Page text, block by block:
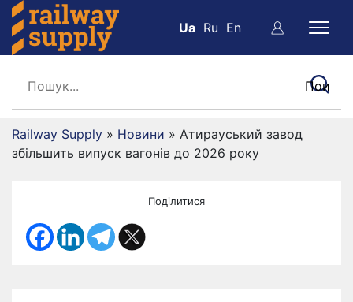
Ua Ru En
Railway Supply » Новини » Атирауський завод
збільшить випуск вагонів до 2026 року
Поділитися